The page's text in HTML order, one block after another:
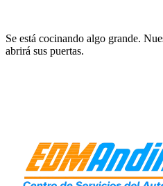
Se está cocinando algo grande.
abrirá sus puertas.